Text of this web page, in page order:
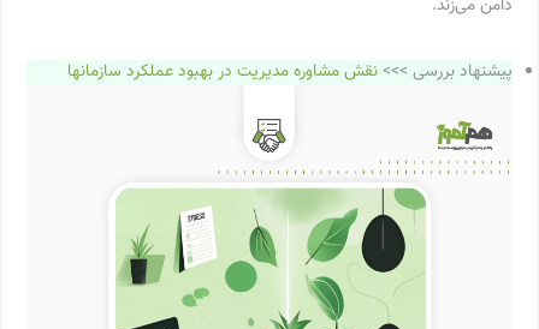
دامن می‌زند.
پیشنهاد بررسی >>>نقش مشاوره مدیریت در بهبود عملکرد سازمانها